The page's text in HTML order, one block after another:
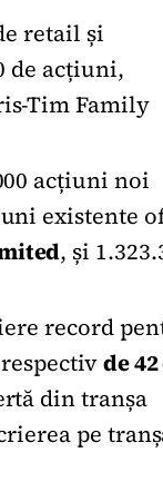
retail și
de acțiuni,
Tim Family
acțiuni noi
existente
, și
record
de
din tranșa
pe